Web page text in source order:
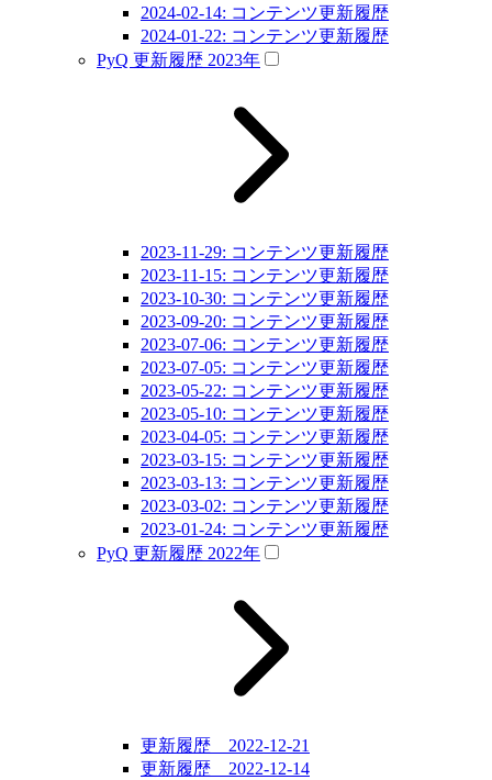
2024-02-14: コンテンツ更新履歴
2024-01-22: コンテンツ更新履歴
PyQ 更新履歴 2023年
2023-11-29: コンテンツ更新履歴
2023-11-15: コンテンツ更新履歴
2023-10-30: コンテンツ更新履歴
2023-09-20: コンテンツ更新履歴
2023-07-06: コンテンツ更新履歴
2023-07-05: コンテンツ更新履歴
2023-05-22: コンテンツ更新履歴
2023-05-10: コンテンツ更新履歴
2023-04-05: コンテンツ更新履歴
2023-03-15: コンテンツ更新履歴
2023-03-13: コンテンツ更新履歴
2023-03-02: コンテンツ更新履歴
2023-01-24: コンテンツ更新履歴
PyQ 更新履歴 2022年
更新履歴 2022-12-21
更新履歴 2022-12-14